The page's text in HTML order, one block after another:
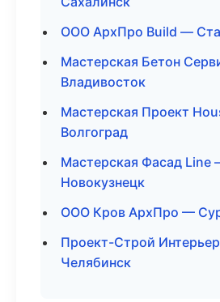
ООО АрхПро Build —
Мастерская Бетон
Владивосток
Мастерская Проект
Волгоград
Мастерская Фасад Line
Новокузнецк
ООО Кров АрхПро —
Проект-Строй
Челябинск